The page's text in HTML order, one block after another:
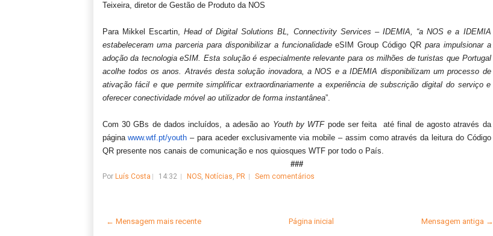
Teixeira, diretor de Gestão de Produto da NOS
Para Mikkel Escartin, Head of Digital Solutions BL, Connectivity Services – IDEMIA, “a NOS e a IDEMIA
estabeleceram uma parceria para disponibilizar a funcionalidadeeSIM Group Código QR para impulsionar a
adoção da tecnologia eSIM. Esta solução é especialmente relevante para os milhões de turistas que Portugal
acolhe todos os anos. Através desta solução inovadora, a NOS e a IDEMIA disponibilizam um processo de
ativação fácil e que permite simplificar extraordinariamente a experiência de subscrição digital do serviço e
oferecer conectividade móvel ao utilizador de forma instantânea”.
Com 30 GBs de dados incluídos, a adesão ao Youth by WTFpode ser feita até final de agosto através da
páginawww.wtf.pt/youth – para aceder exclusivamente via mobile – assim como através da leitura do Código
QR presente nos canais de comunicação e nos quiosques WTF por todo o País.
###
Por Luís Costa 14:32 NOS, Notícias, PR Sem comentários
← Mensagem mais recente Mensagem antiga →
Página inicial